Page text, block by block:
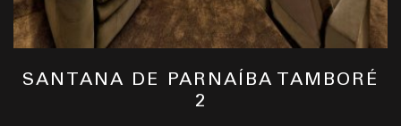
SANTANA DE PARNAÍBA TAMBORÉ
2